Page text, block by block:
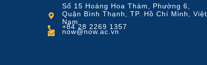
Số 15 Hoàng Hoa Thám, Phường 6,
Quận Bình Thạnh, TP. Hồ Chí Minh, Việt
Nam
+84 28 2269 1357
now@now.ac.vn